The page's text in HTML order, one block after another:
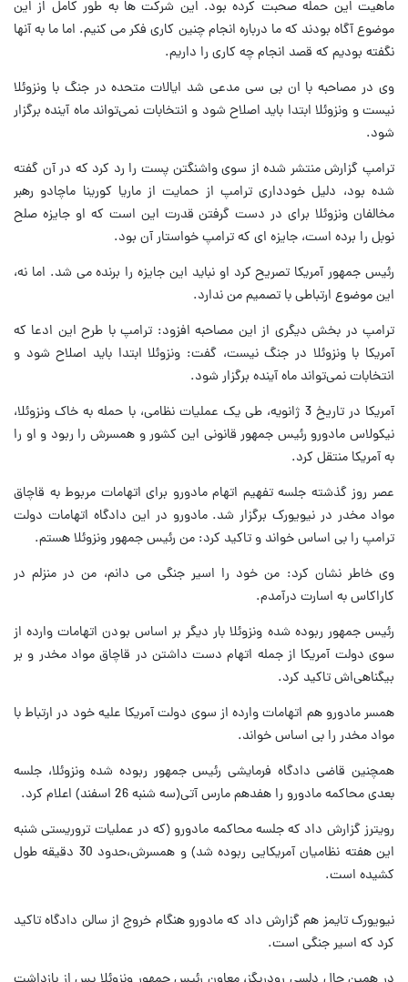
ماهیت این حمله صحبت کرده بود. این شرکت ها به طور کامل از این
موضوع آگاه بودند که ما درباره انجام چنین کاری فکر می کنیم. اما ما به آنها
نگفته بودیم که قصد انجام چه کاری را داریم.
وی در مصاحبه با ان بی سی مدعی شد ایالات متحده در جنگ با ونزوئلا
نیست و ونزوئلا ابتدا باید اصلاح شود و انتخابات نمی‌تواند ماه آینده برگزار
شود.
ترامپ گزارش منتشر شده از سوی واشنگتن پست را رد کرد که در آن گفته
شده بود، دلیل خودداری ترامپ از حمایت از ماریا کورینا ماچادو رهبر
مخالفان ونزوئلا برای در دست گرفتن قدرت این است که او جایزه صلح
نوبل را برده است، جایزه ای که ترامپ خواستار آن بود.
رئیس جمهور آمریکا تصریح کرد او نباید این جایزه را برنده می شد. اما نه،
این موضوع ارتباطی با تصمیم من ندارد.
ترامپ در بخش دیگری از این مصاحبه افزود: ترامپ با طرح این ادعا که
آمریکا با ونزوئلا در جنگ نیست، گفت: ونزوئلا ابتدا باید اصلاح شود و
انتخابات نمی‌تواند ماه آینده برگزار شود.
آمریکا در تاریخ 3 ژانویه، طی یک عملیات نظامی، با حمله به خاک ونزوئلا،
نیکولاس مادورو رئیس جمهور قانونی این کشور و همسرش را ربود و او را
به آمریکا منتقل کرد.
عصر روز گذشته جلسه تفهیم اتهام مادورو برای اتهامات مربوط به قاچاق
مواد مخدر در نیویورک برگزار شد. مادورو در این دادگاه اتهامات دولت
ترامپ را بی اساس خواند و تاکید کرد: من رئیس جمهور ونزوئلا هستم.
وی خاطر نشان کرد: من خود را اسیر جنگی می دانم، من در منزلم در
کاراکاس به اسارت درآمدم.
رئیس جمهور ربوده شده ونزوئلا بار دیگر بر اساس بودن اتهامات وارده از
سوی دولت آمریکا از جمله اتهام دست داشتن در قاچاق مواد مخدر و بر
بیگناهی‌اش تاکید کرد.
همسر مادورو هم اتهامات وارده از سوی دولت آمریکا علیه خود در ارتباط با
مواد مخدر را بی اساس خواند.
همچنین قاضی دادگاه فرمایشی رئیس جمهور ربوده شده ونزوئلا، جلسه
بعدی محاکمه مادورو را هفدهم مارس آتی(سه شنبه 26 اسفند) اعلام کرد.
رویترز گزارش داد که جلسه محاکمه مادورو (که در عملیات تروریستی شنبه
این هفته نظامیان آمریکایی ربوده شد) و همسرش،‌حدود 30 دقیقه طول
کشیده است.
نیویورک تایمز هم گزارش داد که مادورو هنگام خروج از سالن دادگاه تاکید
کرد که اسیر جنگی است.